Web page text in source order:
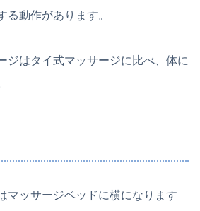
る動作があります。
ジはタイ式マッサージに比べ、体に
マッサージベッドに横になります